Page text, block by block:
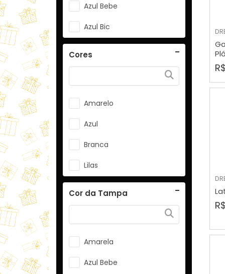
Azul Bebe
Azul Bic
Branco
CXA-18 Transparente
CXPP-02 Preta
CXPP-04 Azul Bic
CXPP-05 Amarela
CXPP-06 Verde Escuro
CXPP-07 Verde Claro
CXPP-08 Lilás
Cores
Amarelo
Azul
Branca
Lilas
Preta
Rosa
TP-01 Branco
TP-02 Transparente
TP-03 Preto
Cor da Tampa
Amarela
Azul Bebe